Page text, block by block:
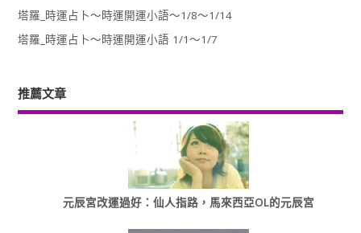
塔羅_時運占卜～時運開運小語～1/8～1/14
塔羅_時運占卜～時運開運小語 1/1～1/7
推薦文章
元辰宮改運過好：仙人指路，馬來西亞OL的元辰宮